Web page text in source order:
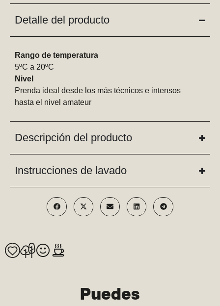
Detalle del producto
Rango de temperatura
5ºC a 20ºC
Nivel
Prenda ideal desde los más técnicos e intensos
hasta el nivel amateur
Descripción del producto
Instrucciones de lavado
Puedes